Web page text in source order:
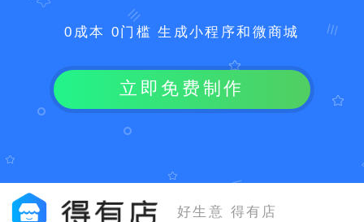
0成本 0门槛 生成小程序和微商城
立即免费制作
好生意 得有店